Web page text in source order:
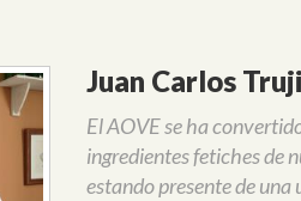
Juan Carlos
El AOVE se ha
ingredientes fetiches de
estando presente de una